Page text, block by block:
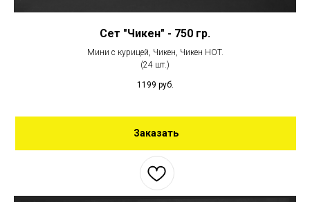
Сет "Чикен" - 750 гр.
Мини с курицей, Чикен, Чикен HOT.
(24 шт.)
1199 руб.
Заказать